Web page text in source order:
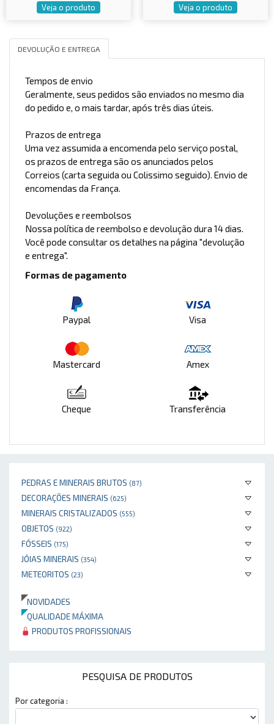
PEDRAS E MINERAIS BRUTOS (87)
DECORAÇÕES MINERAIS (625)
MINERAIS CRISTALIZADOS (555)
OBJETOS (922)
FÓSSEIS (175)
JÓIAS MINERAIS (354)
METEORITOS (23)
NOVIDADES
QUALIDADE MÁXIMA
PRODUTOS PROFISSIONAIS
PESQUISA DE PRODUTOS
Por categoria :
Veja o produto Veja o produto
DEVOLUÇÃO E ENTREGA
Tempos de envio
Geralmente, seus pedidos são enviados no mesmo dia
do pedido e, o mais tardar, após três dias úteis.
Prazos de entrega
Uma vez assumida a encomenda pelo serviço postal,
os prazos de entrega são os anunciados pelos
Correios (carta seguida ou Colissimo seguido). Envio de
encomendas da França.
Devoluções e reembolsos
Nossa política de reembolso e devolução dura 14 dias.
Você pode consultar os detalhes na página "devolução
e entrega".
Formas de pagamento
Paypal Visa
Mastercard Amex
Cheque Transferência